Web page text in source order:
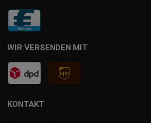
KONTAKT
WIR VERSENDEN MIT